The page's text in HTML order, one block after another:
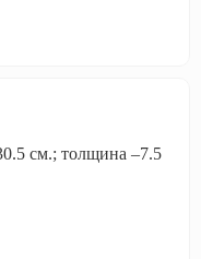
см.; толщина –7.5